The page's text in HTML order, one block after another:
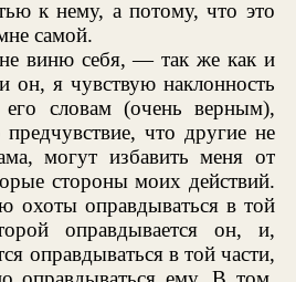
к нему, а потому, что это
самой.
виню себя, — так же как и
он, я чувствую наклонность
его словам (очень верным),
что другие не
могут избавить меня от
стороны моих действий.
охоты оправдываться в той
оправдывается он, и,
оправдываться в той части,